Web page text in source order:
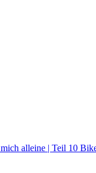
alleine | Teil 10